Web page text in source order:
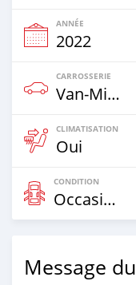
ANNÉE
2022
CARROSSERIE
Van‒Minibus
CLIMATISATION
Oui
CONDITION
Occasion
Message